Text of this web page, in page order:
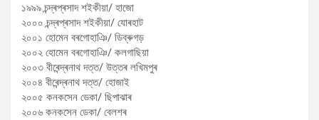
১৯৯৯ চন্দ্ৰপ্ৰসাদ শ‍ইকীয়া/ হাজো
২০০০ চন্দ্ৰপ্ৰসাদ শ‍ইকীয়া/ যোৰহাট
২০০১ হোমেন বৰগোহাঞি/ ডিব্ৰুগড়
২০০২ হোমেন বৰগোহাঞি/ কলগাছিয়া
২০০৩ বীৰেন্দ্ৰনাথ দত্ত/ উত্তৰ লখিমপুৰ
২০০৪ বীৰেন্দ্ৰনাথ দত্ত/ হোজাই
২০০৫ কনকসেন ডেকা/ ছিপাঝাৰ
২০০৬ কনকসেন ডেকা/ বেলশৰ